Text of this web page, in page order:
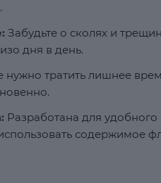
Забудьте о сколях и
дня в день.
нужно тратить лишнее
Разработана для
содержимое